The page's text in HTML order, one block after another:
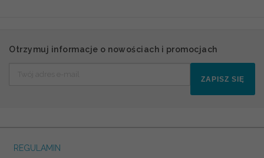
Otrzymuj informacje o nowościach i promocjach
ZAPISZ SIĘ
REGULAMIN